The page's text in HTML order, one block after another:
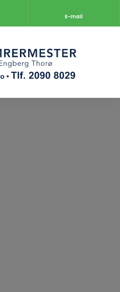
E-mail